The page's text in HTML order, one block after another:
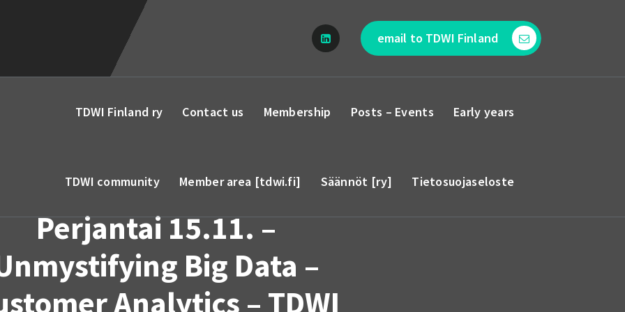
email to TDWI Finland
TDWI Finland ry Contact us Membership Posts – Events Early years
TDWI community Member area [tdwi.fi] Säännöt [ry] Tietosuojaseloste
Perjantai 15.11. –
Big Data –
Analytics – TDWI